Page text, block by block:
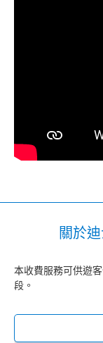
關於
本收費服務可供遊
段。